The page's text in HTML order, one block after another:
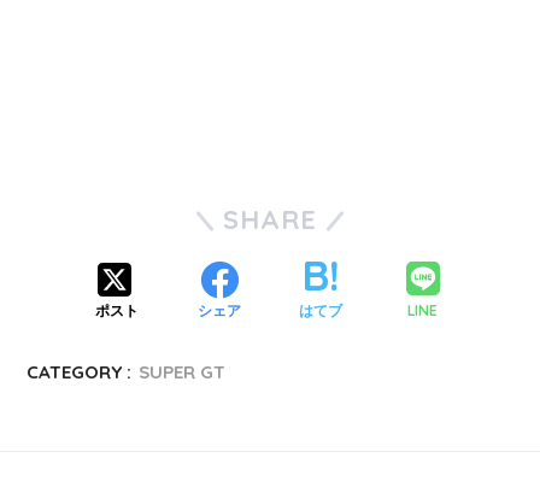
SHARE
ポスト シェア はてブ LINE
CATEGORY : SUPER GT